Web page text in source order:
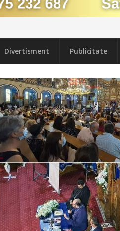
Divertisment Publicitate